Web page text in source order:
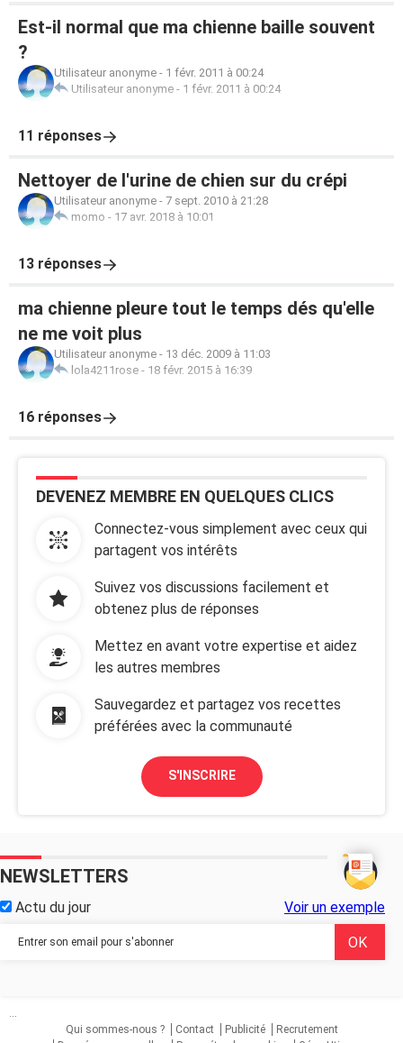
Est-il normal que ma chienne baille souvent
?
Utilisateur anonyme - 1 févr. 2011 à 00:24
Utilisateur anonyme - 1 févr. 2011 à 00:24
11 réponses
Nettoyer de l'urine de chien sur du crépi
Utilisateur anonyme - 7 sept. 2010 à 21:28
momo - 17 avr. 2018 à 10:01
13 réponses
ma chienne pleure tout le temps dés qu'elle
ne me voit plus
Utilisateur anonyme - 13 déc. 2009 à 11:03
lola4211rose - 18 févr. 2015 à 16:39
16 réponses
DEVENEZ MEMBRE EN QUELQUES CLICS
Connectez-vous simplement avec ceux qui
partagent vos intérêts
Suivez vos discussions facilement et
obtenez plus de réponses
Mettez en avant votre expertise et aidez
les autres membres
Sauvegardez et partagez vos recettes
préférées avec la communauté
S'INSCRIRE
NEWSLETTERS
Actu du jour Voir un exemple
...
Qui sommes-nous ?
Contact Publicité
Recrutement